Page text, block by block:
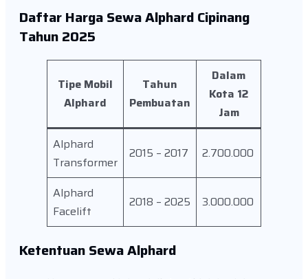
Daftar Harga Sewa Alphard Cipinang
Tahun 2025
Tipe Mobil
Alphard
Tahun
Pembuatan
Dalam
Kota 12
Jam
Alphard
Transformer
2015 – 2017 2.700.000
Alphard
Facelift
2018 – 2025 3.000.000
Ketentuan Sewa Alphard